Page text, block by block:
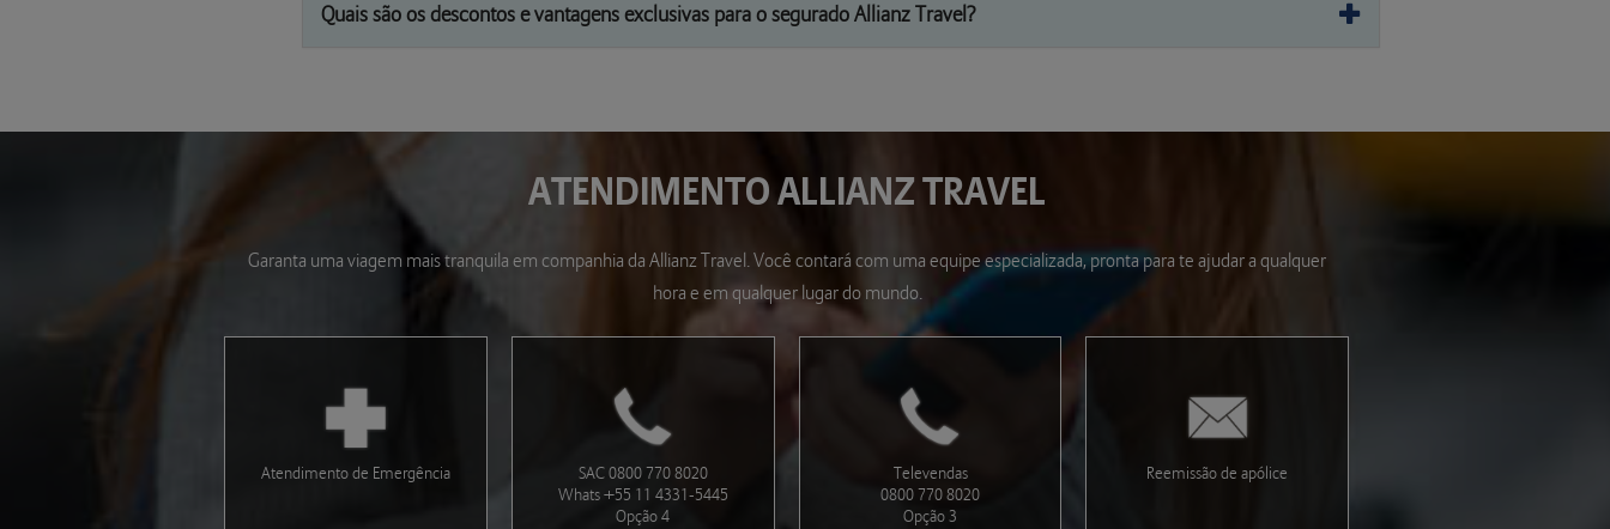
Quais são os descontos e vantagens exclusivas para o segurado Allianz Travel?
ATENDIMENTOALLIANZ TRAVEL
Garanta uma viagem mais tranquila em companhia da Allianz Travel. Você contará com uma equipe especializada, pronta para te ajudar a qualquer
hora e em qualquer lugar do mundo.
Atendimento de Emergência
SAC 0800 770 8020
Whats +55 11 4331-5445
Opção 4
Televendas
0800 770 8020
Opção 3
Reemissão de apólice